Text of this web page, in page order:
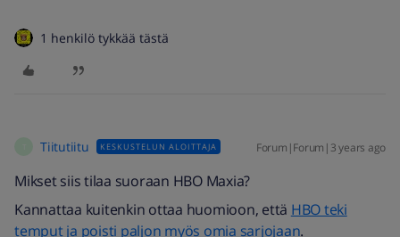
1 henkilö tykkää tästä
Tiitutiitu KESKUSTELUN ALOITTAJA Forum|Forum|3 years ago
Mikset siis tilaa suoraan HBO Maxia?
Kannattaa kuitenkin ottaa huomioon, että HBO teki
temput ja poisti paljon myös omia sarjojaan.